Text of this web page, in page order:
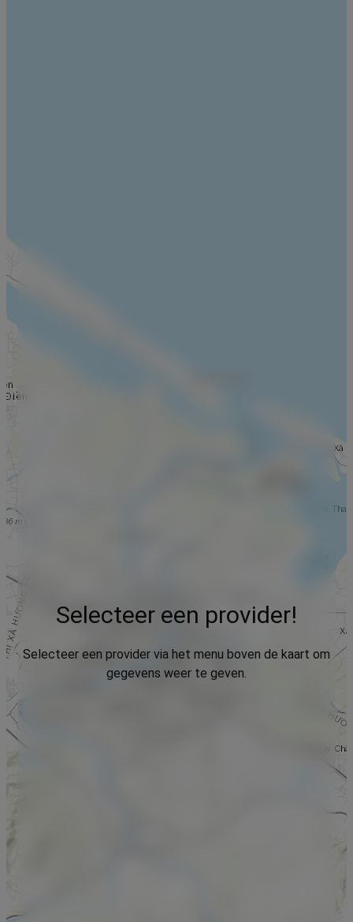
Selecteer een provider!
Selecteer een provider via het menu boven de kaart om
gegevens weer te geven.